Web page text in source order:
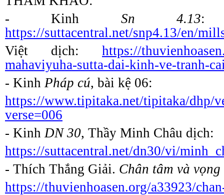
- Kinh Sn 4.13:
https://suttacentral.net/snp4.13/en/
Việt dịch: https://
mahaviyuha-sutta-dai-kinh-ve-tranh-
- Kinh Pháp cú, bài kệ 06:
https://www.tipitaka.net/tipitaka/dhp/
verse=006
- KinhDN 30, Thầy Minh Châu dịch:
https://suttacentral.net/dn30/vi/
- Thích Thắng Giải. Chân tâm và vọng
https://thuvienhoasen.org/a33923/